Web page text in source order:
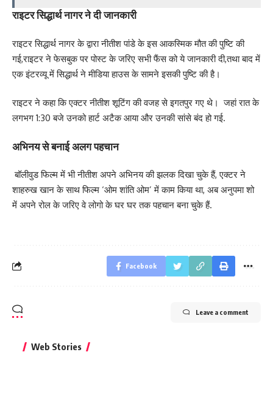
राइटर सिद्धार्थ नागर ने दी जानकारी
राइटर सिद्धार्थ नागर के द्वारा नीतीश पांडे के इस आकस्मिक मौत की पुष्टि की
गई,राइटर ने फेसबुक पर पोस्ट के जरिए सभी फैंस को ये जानकारी दी,तथा बाद में
एक इंटरव्यू में सिद्धार्थ ने मीडिया हाउस के सामने इसकी पुष्टि की है।
राइटर ने कहा कि एक्टर नीतीश शूटिंग की वजह से इगतपुर गए थे। जहां रात के
लगभग 1:30 बजे उनको हार्ट अटैक आया और उनकी सांसे बंद हो गई.
अभिनय से बनाई अलग पहचान
बॉलीवुड फिल्म में भी नीतीश अपने अभिनय की झलक दिखा चुके हैं, एक्टर ने
शाहरुख खान के साथ फिल्म ‘ओम शांति ओम’ में काम किया था, अब अनुपमा शो
में अपने रोल के जरिए वे लोगो के घर घर तक पहचान बना चुके हैं.
Facebook
Leave a comment
Web Stories
नीतीश कुमार का पहला